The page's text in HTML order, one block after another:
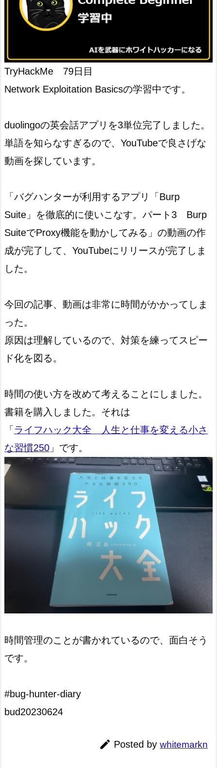
TryHackMe 79日目
Network Exploitation Basicsの学習中です。
duolingoの英会話アプリを3単位完了しました。
単語を知らなすぎるので、YouTubeで良さげな
動画を探しています。
「バグハンターが利用するアプリ「Burp
Suite」を徹底的に使いこなす。パート3 Burp
SuiteでProxy機能を動かしてみる」の動画の作
成が完了して、YouTubeにリリースが完了しま
した。
今回の記事、動画は非常に時間がかかってしま
った。
原因は理解しているので、対策を練ってスピー
ド化を図る。
時間の使い方を改めて考えることにしました。
書籍を購入しました。それは
「 ライフハック大全 人生と仕事を変える小さ
な習慣250 」です。
時間管理のことが書かれているので、面白そう
です。
#bug-hunter-diary
bud20230624
 Posted by whitemarkn